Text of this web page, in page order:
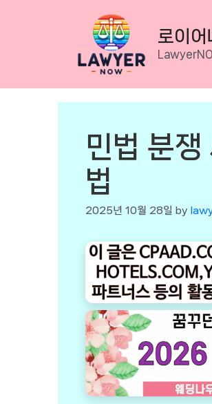
로이어
민법 분쟁
법
2025년 10월 28일 by